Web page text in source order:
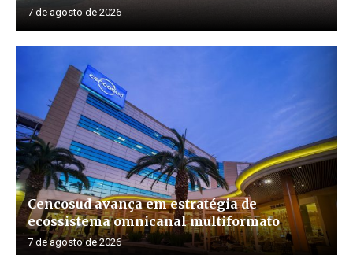
7 de agosto de 2026
Cencosud avança em estratégia de
ecossistema omnicanal multiformato
7 de agosto de 2026